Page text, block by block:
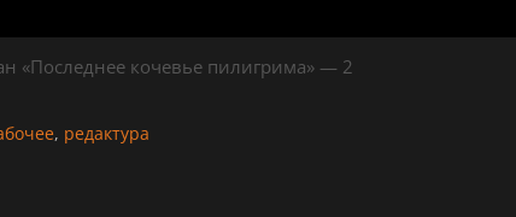
«Последнее кочевье пилигрима» — 2
, редактура